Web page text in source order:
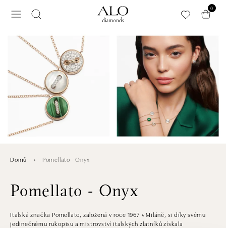
0
Domů Pomellato - Onyx
Pomellato - Onyx
Italská značka Pomellato, založená v roce 1967 v Miláně, si díky svému
jedinečnému rukopisu a mistrovství italských zlatníků získala